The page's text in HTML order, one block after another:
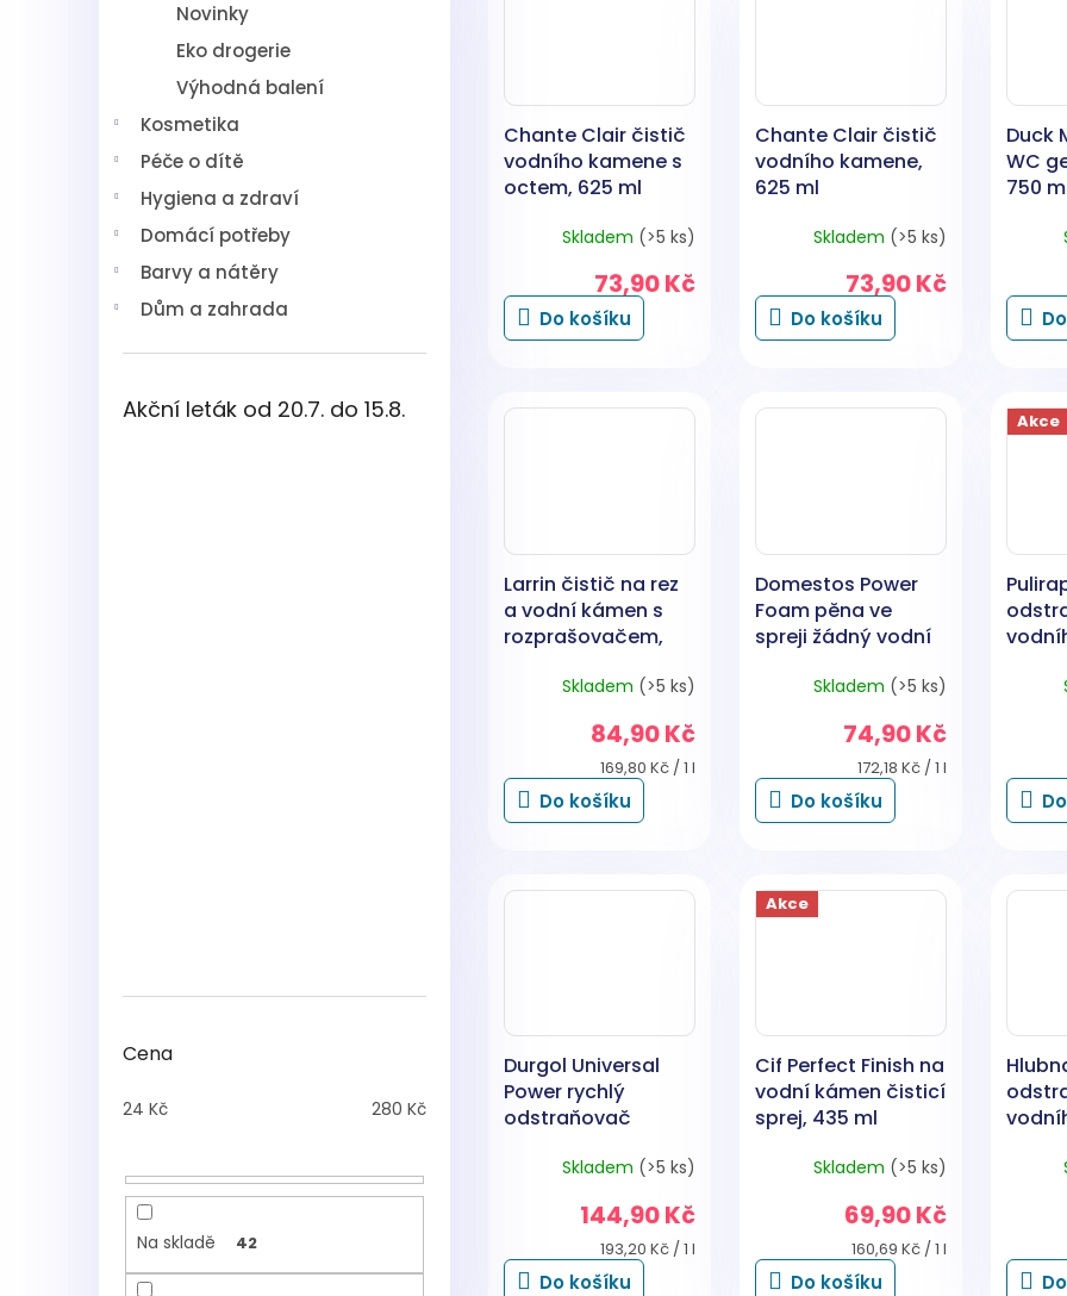
Novinky
Eko drogerie
Výhodná balení
Kosmetika
Péče o dítě
Hygiena a zdraví
Domácí potřeby
Barvy a nátěry
Dům a zahrada
Akční leták od 20.7. do 15.8.
Cena
24 Kč 280 Kč
Na skladě 42
Chante Clair čistič
vodního kamene s
octem, 625 ml
Skladem (>5 ks)
73,90 Kč
Do košíku
Chante Clair čistič
vodního kamene,
625 ml
Skladem (>5 ks)
73,90 Kč
Do košíku
Duck
WC
750
Larrin čistič na rez
a vodní kámen s
rozprašovačem,
Skladem (>5 ks)
84,90 Kč
Měrná
cena:
169,80 Kč / 1 l
Do košíku
Domestos Power
Foam pěna ve
spreji žádný vodní
Skladem (>5 ks)
74,90 Kč
Měrná
cena:
172,18 Kč / 1 l
Do košíku
Akce
Durgol Universal
Power rychlý
odstraňovač
750 mlSkladem (>5 ks)
144,90 Kč
Měrná
cena:
193,20 Kč / 1 l
Do košíku
Akce
Cif Perfect Finish na
vodní kámen čisticí
sprej, 435 ml
Skladem (>5 ks)
69,90 Kč
Měrná
cena:
160,69 Kč / 1 l
Do košíku